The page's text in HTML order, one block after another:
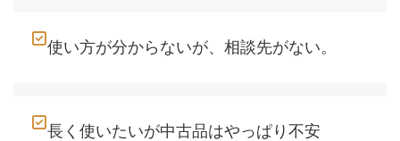
使い方が分からないが、相談先がない。
長く使いたいが中古品はやっぱり不安